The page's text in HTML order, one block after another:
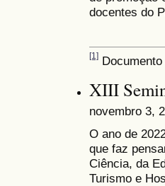
docentes do
[1]
XIII
novembro 3,
O ano de
que faz
Ciência, da
Turismo e